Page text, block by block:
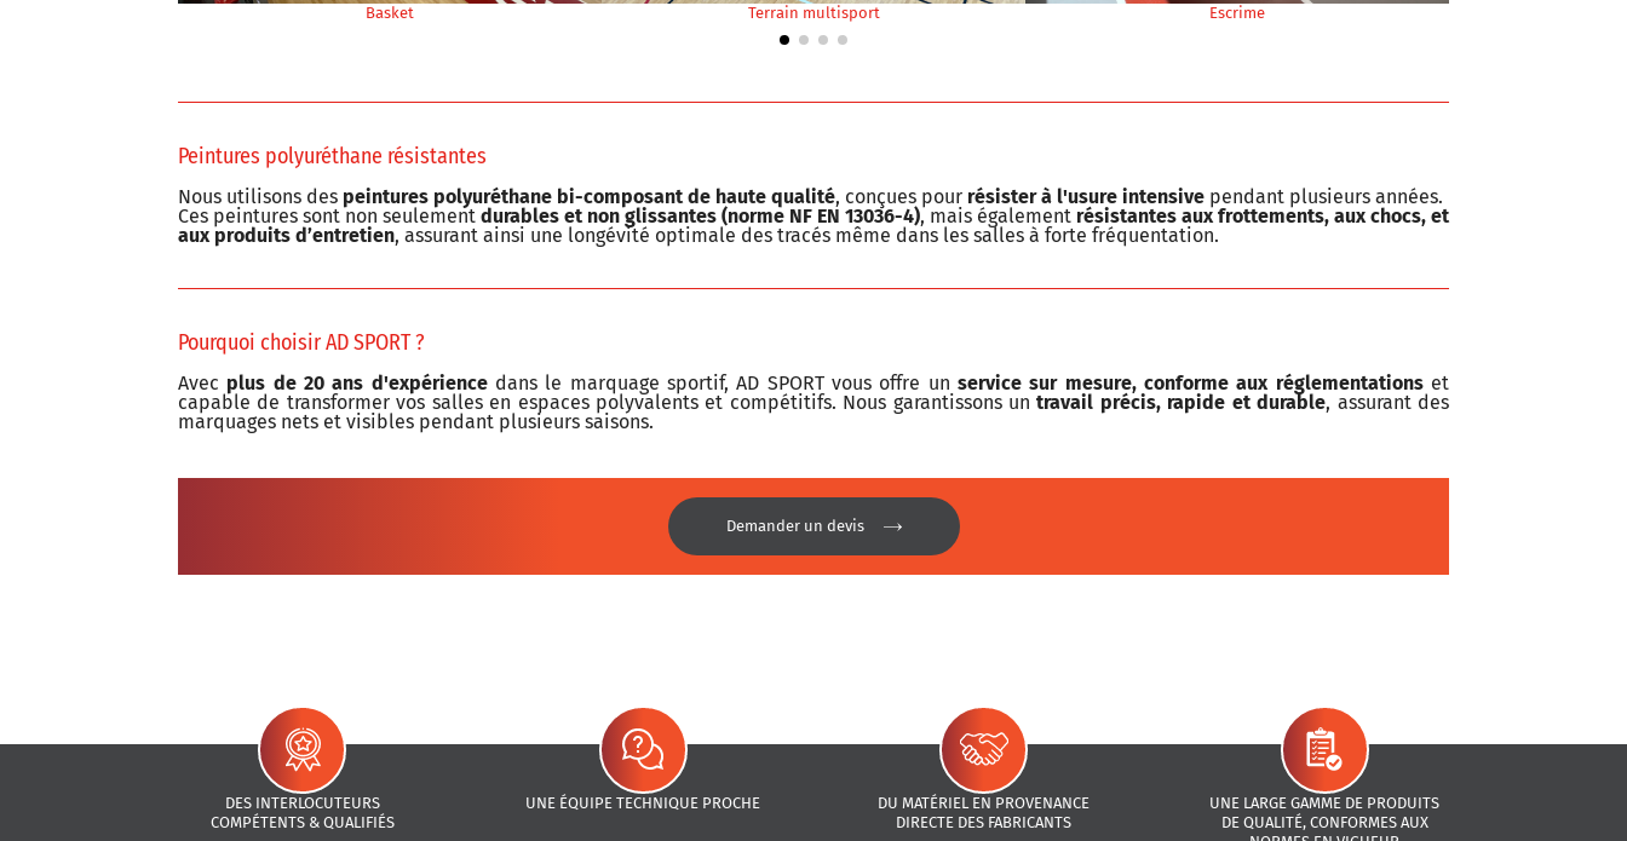
Peintures polyuréthane résistantes
Nous utilisons des peintures polyuréthane bi-composant de haute qualité, conçues pour résister à l'usure intensive pendant plusieurs années.
Ces peintures sont non seulement durables et non glissantes (norme NF EN 13036-4), mais également résistantes aux frottements, aux chocs, et
aux produits d’entretien, assurant ainsi une longévité optimale des tracés même dans les salles à forte fréquentation.
Pourquoi choisir AD SPORT ?
Avec plus de 20 ans d'expériencedans le marquage sportif, AD SPORT vous offre unservice sur mesure, conforme aux réglementationset
capable de transformer vos salles en espaces polyvalents et compétitifs. Nous garantissons untravail précis, rapide et durable, assurant des
marquages nets et visibles pendant plusieurs saisons.
Demander un devis
DES INTERLOCUTEURS
COMPÉTENTS & QUALIFIÉS
UNE ÉQUIPE TECHNIQUE PROCHE
DU MATÉRIEL EN PROVENANCE
DIRECTE DES FABRICANTS
UNE LARGE GAMME DE PRODUITS
DE QUALITÉ, CONFORMES AUX